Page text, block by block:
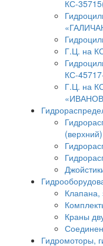
КС-
Г.Ц. на
КС-
Г.Ц. на
(верхний)
Клапана,
Краны
Гидромоторы,